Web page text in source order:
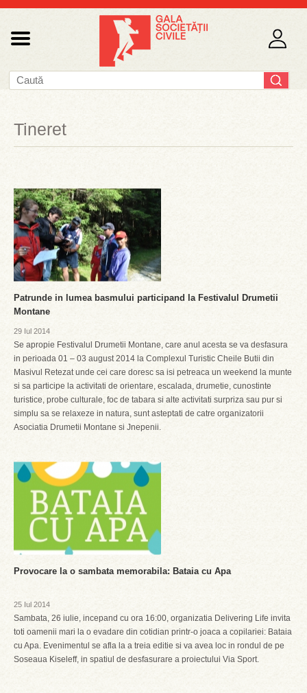
Tineret
Patrunde in lumea basmului participand la Festivalul Drumetii
Montane
29 Iul 2014
Se apropie Festivalul Drumetii Montane, care anul acesta se va desfasura
in perioada 01 – 03 august 2014 la Complexul Turistic Cheile Butii din
Masivul Retezat unde cei care doresc sa isi petreaca un weekend la munte
si sa participe la activitati de orientare, escalada, drumetie, cunostinte
turistice, probe culturale, foc de tabara si alte activitati surpriza sau pur si
simplu sa se relaxeze in natura, sunt asteptati de catre organizatorii
Asociatia Drumetii Montane si Jnepenii.
Provocare la o sambata memorabila: Bataia cu Apa
25 Iul 2014
Sambata, 26 iulie, incepand cu ora 16:00, organizatia Delivering Life invita
toti oamenii mari la o evadare din cotidian printr-o joaca a copilariei: Bataia
cu Apa. Evenimentul se afla la a treia editie si va avea loc in rondul de pe
Soseaua Kiseleff, in spatiul de desfasurare a proiectului Via Sport.